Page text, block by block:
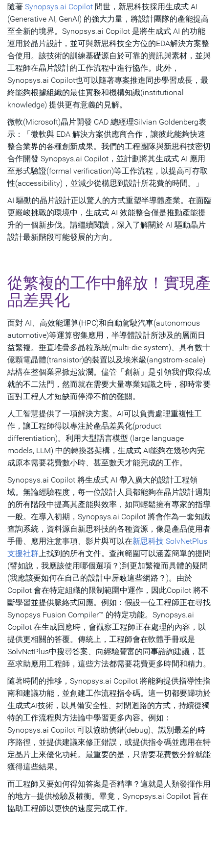
隨著 Synopsys.ai Copilot 問世，新思科技採用生成式 AI
(Generative AI, GenAI) 的強大力量，將設計團隊的產能提高
至全新的境界。Synopsys.ai Copilot 是將生成式 AI 的功能
運用於晶片設計，並可與新思科技全方位的EDA解決方案整
合使用。該技術的訓練基礎源自於可靠的資訊與素材，並與
工程師在晶片設計的工作流程中進行協作。此外，
Synopsys.ai Copilot也可以隨著專案推進同步學習成長，最
終能夠根據組織的最佳實務和機構知識(institutional
knowledge) 提供更有意義的見解。
微軟(Microsoft)晶片開發 CAD 總經理Silvian Goldenberg表
示：「微軟與 EDA 解決方案供應商合作，讓彼此能夠快速
整合業界的各種創新成果。我們的工程團隊與新思科技密切
合作開發 Synopsys.ai Copilot，並計劃將其生成式 AI 應用
至形式驗證(formal verification)等工作流程，以提高可存取
性(accessibility)，並減少從構思到設計所花費的時間。」
AI 驅動的晶片設計正以驚人的方式重塑半導體產業。在面臨
更嚴峻挑戰的環境中，生成式 AI 效能整合僅是推動產能提
升的一個新步伐。請繼續閱讀，深入了解關於 AI 驅動晶片
設計最新階段可能發展的方向。
從繁複的工作中解放！實現產
品差異化
面對 AI、高效能運算(HPC)和自動駕駛汽車(autonomous
automotive)等運算密集應用，半導體設計所涉及的層面日
益繁複。垂直堆疊多晶粒系統(multi-die system)、具有數十
億顆電晶體(transistor)的裝置以及埃米級(angstrom-scale)
結構在整個業界掀起波瀾。儘管「創新」是引領我們取得成
就的不二法門，然而就在需要大量專業知識之時，卻時常要
面對工程人才短缺而停滯不前的難關。
人工智慧提供了一項解決方案。AI可以負責處理重複性工
作，讓工程師得以專注於產品差異化(product
differentiation)。利用大型語言模型 (large language
models, LLM) 中的轉換器架構，生成式 AI能夠在幾秒內完
成原本需要花費數小時、甚至數天才能完成的工作。
Synopsys.ai Copilot 將生成式 AI 帶入廣大的設計工程領
域。無論經驗程度，每一位設計人員都能夠在晶片設計週期
的所有階段中提高其產能與效率，如同輕鬆擁有專家的指導
一般。在導入初期，Synopsys.ai Copilot 將會作為一套知識
查詢系統，資料源自新思科技的各種資源，像是產品使用者
手冊、應用注意事項、影片與可以在新思科技 SolvNetPlus
支援社群上找到的所有文件。查詢範圍可以涵蓋簡單的提問
(譬如說，我應該使用哪個選項？)到更加繁複而具體的疑問
(我應該要如何在自己的設計中屏蔽這些網路？)。由於
Copilot 會在特定組織的限制範圍中運作，因此Copilot 將不
斷學習並提供脈絡式回應。例如：假設一位工程師正在尋找
Synopsys Fusion Compiler™ 的特定功能。Synopsys.ai
Copilot 在生成回應時，會觀察工程師正在處理的內容，以
提供更相關的答覆。傳統上，工程師會在軟體手冊或是
SolvNetPlus中搜尋答案、向經驗豐富的同事諮詢建議，甚
至求助應用工程師，這些方法都需要花費更多時間和精力。
隨著時間的推移，Synopsys.ai Copilot 將能夠提供指導性指
南和建議功能，並創建工作流程指令碼。這一切都要歸功於
生成式AI技術，以具備安全性、封閉迴路的方式，持續從獨
特的工作流程與方法論中學習更多內容。例如：
Synopsys.ai Copilot 可以協助偵錯(debug)、識別最差的時
序路徑，並提供建議來修正錯誤，或提供指令碼並應用在特
定晶片上來優化功耗。最重要的是，只需要花費數分鐘就能
獲得這些結果。
而工程師又要如何得知答案是否精準？這就是人類發揮作用
的地方—提供檢驗及權衡。畢竟，Synopsys.ai Copilot 旨在
協助工程師以更快的速度完成工作。